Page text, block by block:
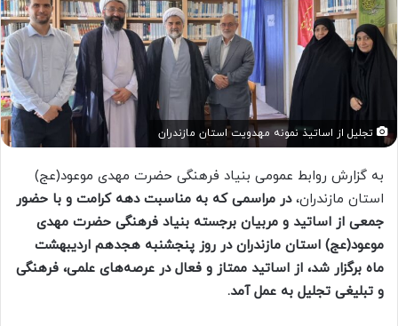
تجلیل از اساتیذ نمونه مهدویت استان مازندران
به گزارش روابط عمومی بنیاد فرهنگی حضرت مهدی موعود(عج)
استان مازندران،در مراسمی که به مناسبت دهه کرامت و با حضور
جمعی از اساتید و مربیان برجسته بنیاد فرهنگی حضرت مهدی
موعود(عج) استان مازندران در روز پنجشنبه هجدهم اردیبهشت
ماه برگزار شد، از اساتید ممتاز و فعال در عرصه‌های علمی، فرهنگی
و تبلیغی تجلیل به عمل آمد.